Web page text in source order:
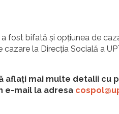
fost bifată și opțiunea de
la Direcția Socială a
aflați mai multe detalii cu
e-mail la adresa